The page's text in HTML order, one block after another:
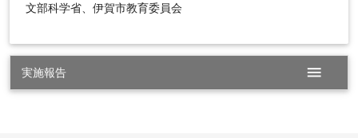
文部科学省、伊賀市教育委員会
実施報告 menu